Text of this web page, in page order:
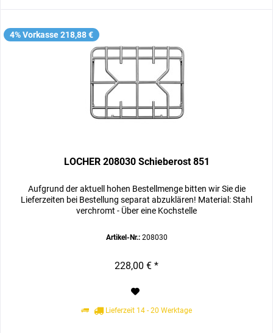
4% Vorkasse 218,88 €
LOCHER 208030 Schieberost 851
Aufgrund der aktuell hohen Bestellmenge bitten wir Sie die
Lieferzeiten bei Bestellung separat abzuklären! Material: Stahl
verchromt - Über eine Kochstelle
Artikel-Nr.:208030
228,00 € *
Lieferzeit 14 - 20 Werktage